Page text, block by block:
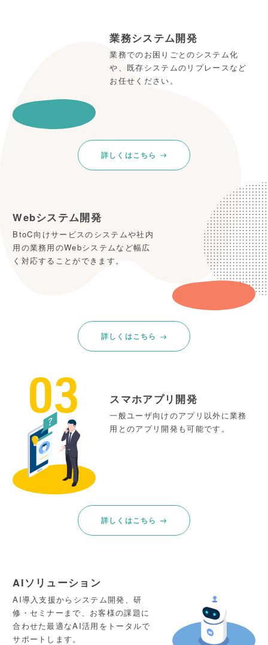
業務システム開発
業務でのお困りごとのシステム化
や、既存システムのリプレースなど
お任せください。
詳しくはこちら
Webシステム開発
BtoC向けサービスのシステムや社内
用の業務用のWebシステムなど幅広
く対応することができます。
詳しくはこちら
03 スマホアプリ開発
一般ユーザ向けのアプリ以外に業務
用とのアプリ開発も可能です。
詳しくはこちら
AIソリューション
AI導入支援からシステム開発、研
修・セミナーまで、お客様の課題に
合わせた最適なAI活用をトータルで
サポートします。